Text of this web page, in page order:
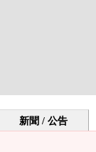
新聞 / 公告